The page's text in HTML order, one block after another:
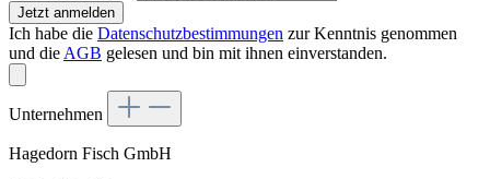
Jetzt anmelden
Ich habe die Datenschutzbestimmungen zur Kenntnis genommen
und die AGB gelesen und bin mit ihnen einverstanden.
Unternehmen
Hagedorn Fisch GmbH